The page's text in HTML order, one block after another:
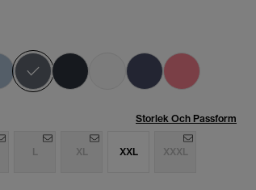
vald
Storlek Och Passform
L XL XXL XXXL